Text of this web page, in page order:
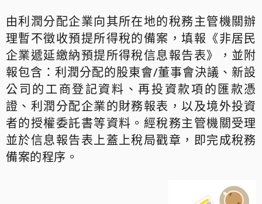
由利潤分配企業向其所在地的稅務主管機關辦
理暫不徵收預提所得稅的備案，填報《非居民
企業遞延繳納預提所得稅信息報告表》，並附
報包含：利潤分配的股東會/董事會決議、新設
公司的工商登記資料、再投資款項的匯款憑
證、利潤分配企業的財務報表，以及境外投資
者的授權委託書等資料。經稅務主管機關受理
並於信息報告表上蓋上稅局戳章，即完成稅務
備案的程序。